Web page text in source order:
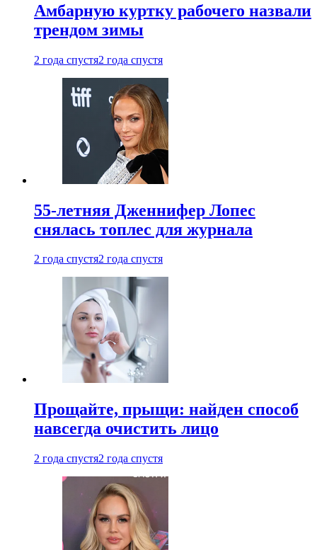
Амбарную куртку рабочего назвали
трендом зимы
2 года спустя2 года спустя
55-летняя Дженнифер Лопес
снялась топлес для журнала
2 года спустя2 года спустя
Прощайте, прыщи: найден способ
навсегда очистить лицо
2 года спустя2 года спустя